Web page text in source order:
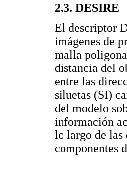
2.3. DESIRE
El descriptor
imágenes de
malla
distancia del
entre las
siluetas (SI)
del modelo
información
lo largo de
componentes